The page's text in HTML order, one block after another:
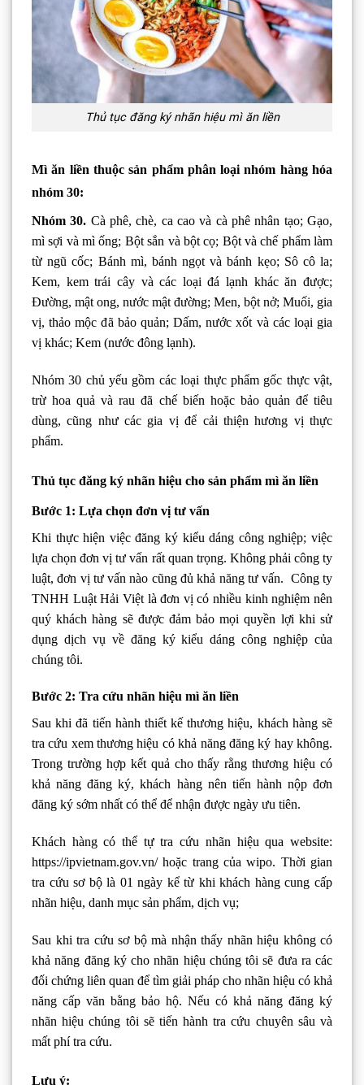
Thủ tục đăng ký nhãn hiệu mì ăn liền
Mì ăn liền thuộc sản phẩm phân loại nhóm hàng hóa
nhóm 30:
Nhóm 30. Cà phê, chè, ca cao và cà phê nhân tạo; Gạo,
mì sợi và mì ống; Bột sắn và bột cọ; Bột và chế phẩm làm
từ ngũ cốc; Bánh mì, bánh ngọt và bánh kẹo; Sô cô la;
Kem, kem trái cây và các loại đá lạnh khác ăn được;
Đường, mật ong, nước mật đường; Men, bột nở; Muối, gia
vị, thảo mộc đã bảo quản; Dấm, nước xốt và các loại gia
vị khác; Kem (nước đông lạnh).
Nhóm 30 chủ yếu gồm các loại thực phẩm gốc thực vật,
trừ hoa quả và rau đã chế biến hoặc bảo quản để tiêu
dùng, cũng như các gia vị để cải thiện hương vị thực
phẩm.
Thủ tục đăng ký nhãn hiệu cho sản phẩm mì ăn liền
Bước 1: Lựa chọn đơn vị tư vấn
Khi thực hiện việc đăng ký kiểu dáng công nghiệp; việc
lựa chọn đơn vị tư vấn rất quan trọng. Không phải công ty
luật, đơn vị tư vấn nào cũng đủ khả năng tư vấn. Công ty
TNHH Luật Hải Việt là đơn vị có nhiều kinh nghiệm nên
quý khách hàng sẽ được đảm bảo mọi quyền lợi khi sử
dụng dịch vụ về đăng ký kiểu dáng công nghiệp của
chúng tôi.
Bước 2: Tra cứu nhãn hiệu mì ăn liền
Sau khi đã tiến hành thiết kế thương hiệu, khách hàng sẽ
tra cứu xem thương hiệu có khả năng đăng ký hay không.
Trong trường hợp kết quả cho thấy rằng thương hiệu có
khả năng đăng ký, khách hàng nên tiến hành nộp đơn
đăng ký sớm nhất có thể để nhận được ngày ưu tiên.
Khách hàng có thể tự tra cứu nhãn hiệu qua website:
https://ipvietnam.gov.vn/ hoặc trang của wipo. Thời gian
tra cứu sơ bộ là 01 ngày kể từ khi khách hàng cung cấp
nhãn hiệu, danh mục sản phẩm, dịch vụ;
Sau khi tra cứu sơ bộ mà nhận thấy nhãn hiệu không có
khả năng đăng ký cho nhãn hiệu chúng tôi sẽ đưa ra các
đối chứng liên quan để tìm giải pháp cho nhãn hiệu có khả
năng cấp văn bằng bảo hộ. Nếu có khả năng đăng ký
nhãn hiệu chúng tôi sẽ tiến hành tra cứu chuyên sâu và
mất phí tra cứu.
Lưu ý: